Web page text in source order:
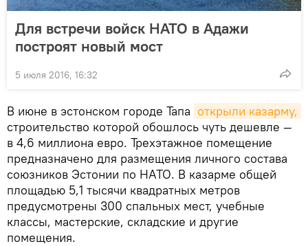
Для встречи войск НАТО в Адажи
построят новый мост
5 июля 2016, 16:32
В июне в эстонском городе Тапа открыли казарму,
строительство которой обошлось чуть дешевле —
в 4,6 миллиона евро. Трехэтажное помещение
предназначено для размещения личного состава
союзников Эстонии по НАТО. В казарме общей
площадью 5,1 тысячи квадратных метров
предусмотрены 300 спальных мест, учебные
классы, мастерские, складские и другие
помещения.